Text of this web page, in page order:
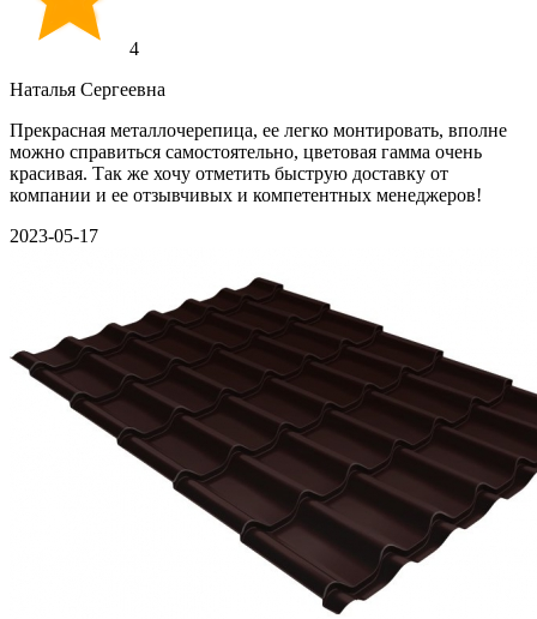
4
Наталья Сергеевна
Прекрасная металлочерепица, ее легко монтировать, вполне
можно справиться самостоятельно, цветовая гамма очень
красивая. Так же хочу отметить быструю доставку от
компании и ее отзывчивых и компетентных менеджеров!
2023-05-17